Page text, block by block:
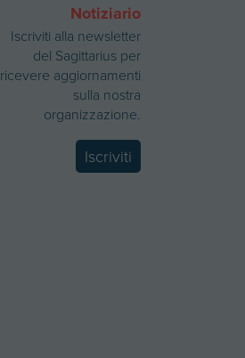
Notiziario
Iscriviti alla newsletter
del Sagittarius per
ricevere aggiornamenti
sulla nostra
organizzazione.
Iscriviti